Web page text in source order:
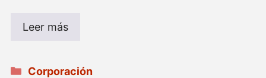
Leer más
Categorías
Corporación